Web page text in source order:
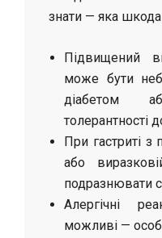
знати — яка
Підвищений
може бути
діабетом
толерантності
При гастриті
або
подразнювати
Алергічні
можливі —